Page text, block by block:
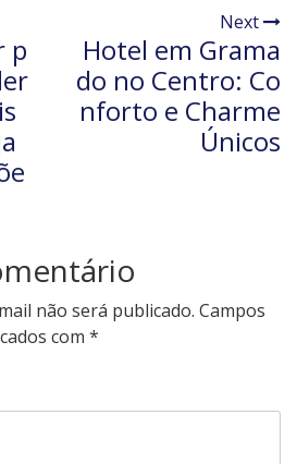
p
Next
Hotel em Grama
do no Centro: Co
nforto e Charme
Únicos
não será publicado. Campos
com *